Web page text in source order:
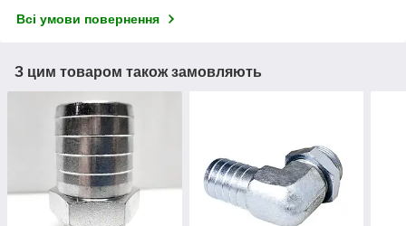
Всі умови повернення
З цим товаром також замовляють